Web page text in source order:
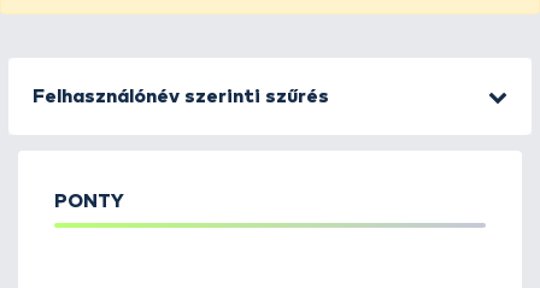
Felhasználónév szerinti szűrés
PONTY